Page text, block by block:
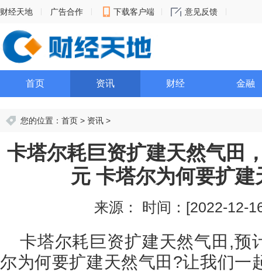
财经天地 广告合作 下载客户端 意见反馈
首页 资讯 财经 金融
您的位置： 首页 > 资讯 >
卡塔尔耗巨资扩建天然气田
元 卡塔尔为何要扩建
来源： 时间：[2022-12-
卡塔尔耗巨资扩建天然气田,预
尔为何要扩建天然气田?让我们一